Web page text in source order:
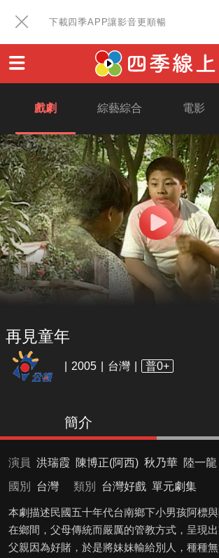
下載四季APP讓影音更順暢
戲劇 綜藝綜合 電影
再見童年
2005 台灣 普0+
簡介
演員 洪瑞霞 陳博正(阿西) 秋乃華 陸一龍
國別
台灣 類別 台灣好戲 單元劇集
本劇描述民國五十年代台南鄉下小男孩阿標
在鄉間，父母傳統而嚴厲的管教方式，呈現
父親因為好賭，於是將妹妹輸給別人，種種